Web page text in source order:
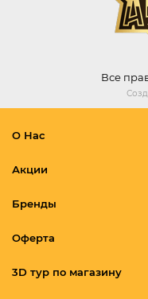
Все
О Нас
Акции
Бренды
Оферта
3D тур по магазину